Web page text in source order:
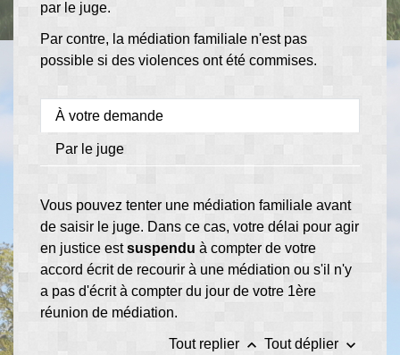
par le juge.
Par contre, la médiation familiale n'est pas
possible si des violences ont été commises.
À votre demande
Par le juge
Vous pouvez tenter une médiation familiale avant
de saisir le juge. Dans ce cas, votre délai pour agir
en justice estsuspendu à compter de votre
accord écrit de recourir à une médiation ou s'il n'y
a pas d'écrit à compter du jour de votre 1ère
réunion de médiation.
Tout replier keyboard_arrow_up Tout déplier keyboard_arrow_down